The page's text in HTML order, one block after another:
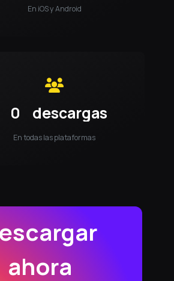
En iOS y Android
0 descargas
En todas las plataformas
ahora